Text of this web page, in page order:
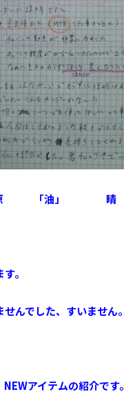
原 「油」 晴
。
んでした、すいません。
アイテムの紹介です。